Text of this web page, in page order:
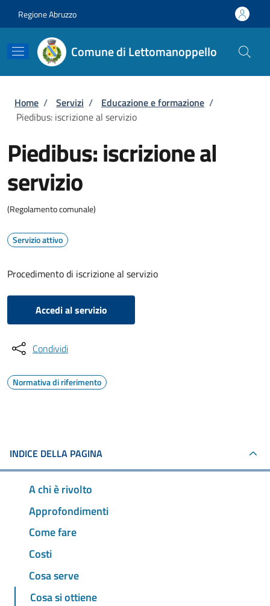
Regione Abruzzo
Comune di Lettomanoppello
Briciole di pane
Home / Servizi / Educazione e formazione /
Piedibus: iscrizione al servizio
Piedibus: iscrizione al
servizio
(Regolamento comunale)
Servizio attivo
Procedimento di iscrizione al servizio
Accedi al servizio
Condividi
Normativa di riferimento
INDICE DELLA PAGINA
A chi è rivolto
Approfondimenti
Come fare
Costi
Cosa serve
Cosa si ottiene